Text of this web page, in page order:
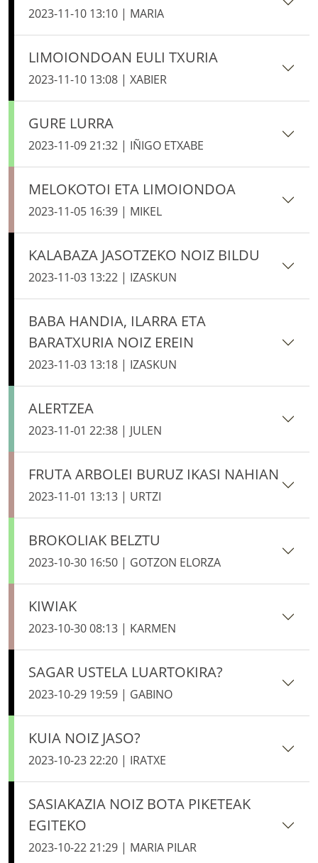
2023-11-10 13:10 | MARIA
LIMOIONDOAN EULI TXURIA
2023-11-10 13:08 | XABIER
GURE LURRA
2023-11-09 21:32 | IÑIGO ETXABE
MELOKOTOI ETA LIMOIONDOA
2023-11-05 16:39 | MIKEL
KALABAZA JASOTZEKO NOIZ BILDU
2023-11-03 13:22 | IZASKUN
BABA HANDIA, ILARRA ETA
BARATXURIA NOIZ EREIN
2023-11-03 13:18 | IZASKUN
ALERTZEA
2023-11-01 22:38 | JULEN
FRUTA ARBOLEI BURUZ IKASI NAHIAN
2023-11-01 13:13 | URTZI
BROKOLIAK BELZTU
2023-10-30 16:50 | GOTZON ELORZA
KIWIAK
2023-10-30 08:13 | KARMEN
SAGAR USTELA LUARTOKIRA?
2023-10-29 19:59 | GABINO
KUIA NOIZ JASO?
2023-10-23 22:20 | IRATXE
SASIAKAZIA NOIZ BOTA PIKETEAK
EGITEKO
2023-10-22 21:29 | MARIA PILAR